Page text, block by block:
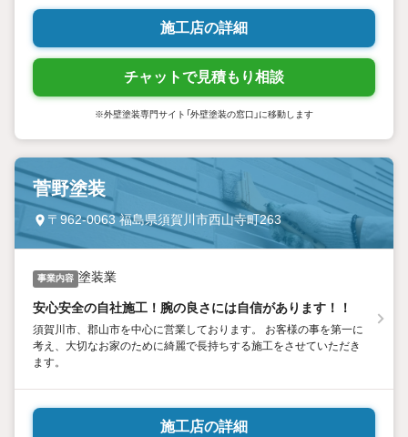
施工店の詳細
チャットで見積もり相談
※外壁塗装専門サイト「外壁塗装の窓口」に移動します
菅野塗装
〒962-0063 福島県須賀川市西山寺町263
事業内容 塗装業
安心安全の自社施工！腕の良さには自信があります！！
須賀川市、郡山市を中心に営業しております。 お客様の事を第一に
考え、大切なお家のために綺麗で長持ちする施工をさせていただき
ます。
施工店の詳細